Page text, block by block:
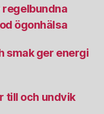
regelbundna
ögonhälsa
smak ger energi
till och undvik